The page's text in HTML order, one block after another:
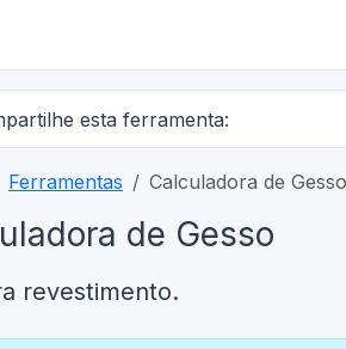
esta ferramenta:
Ferramentas Calculadora de Gesso
de Gesso
revestimento.